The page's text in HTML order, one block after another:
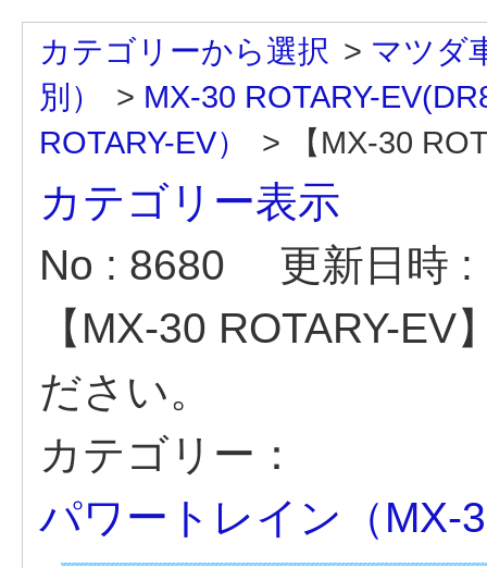
カテゴリーから選択 > マツダ
別）
> MX-30 ROTARY-
ROTARY-EV）
> 【MX-30
カテゴリー表示
No : 8680
更新日時
【MX-30 ROTARY-
ださい。
カテゴリー：
パワートレイン（MX-